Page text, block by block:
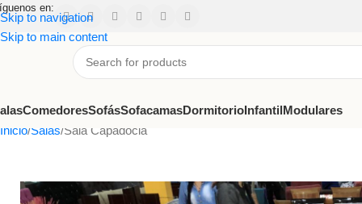
Skip to navigation
Skip to main content
en:
ComedoresSofásSofacamasDormitorioInfantilModulares
Inicio Salas Sala Capadocia